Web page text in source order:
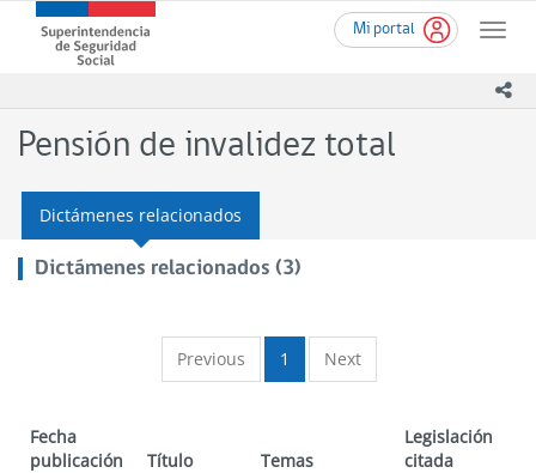
contenido
Mi portal
Toggle
Superintendencia
de
(SUSESO)
-
de
Chile
Pensión de invalidez total
Dictámenes relacionados
Dictámenes relacionados (3)
Previous 1 Next
Fecha
publicación
Título Temas
Legislación
citada